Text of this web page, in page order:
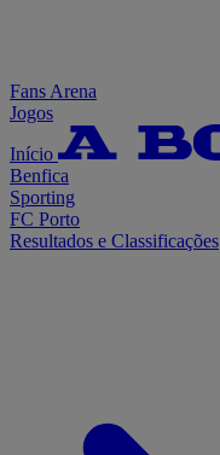
Fans Arena
Jogos
Início
Benfica
Sporting
FC Porto
Resultados e Classificações